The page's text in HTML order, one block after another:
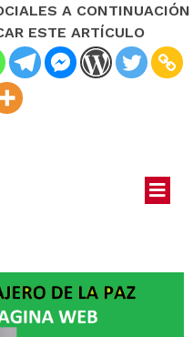
A CONTINUACIÓN
ESTE ARTÍCULO